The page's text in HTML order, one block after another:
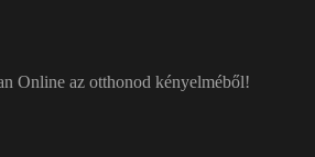
Online az otthonod kényelméből!